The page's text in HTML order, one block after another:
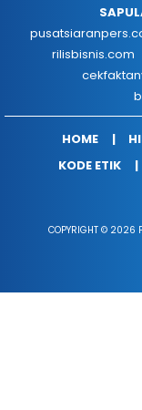
rilisbisnis.com
HOME
KODE ETIK
COPYRIGHT © 2026